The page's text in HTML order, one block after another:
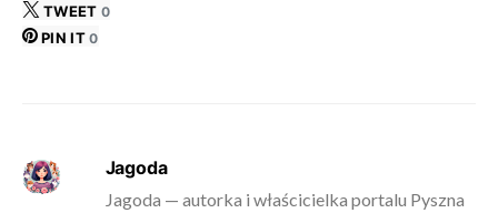
TWEET 0
PIN IT 0
Jagoda
Jagoda — autorka i właścicielka portalu Pyszna